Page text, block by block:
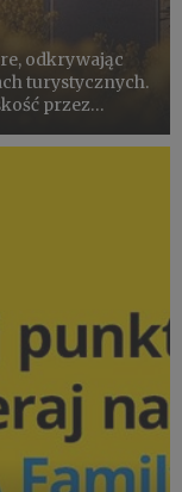
odkrywając
turystycznych.
przez
S26 Ultra z